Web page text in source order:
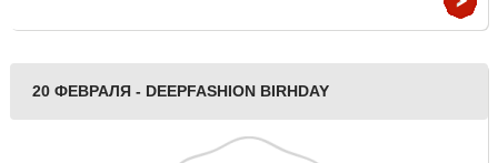
20 ФЕВРАЛЯ - DEEPFASHION BIRHDAY